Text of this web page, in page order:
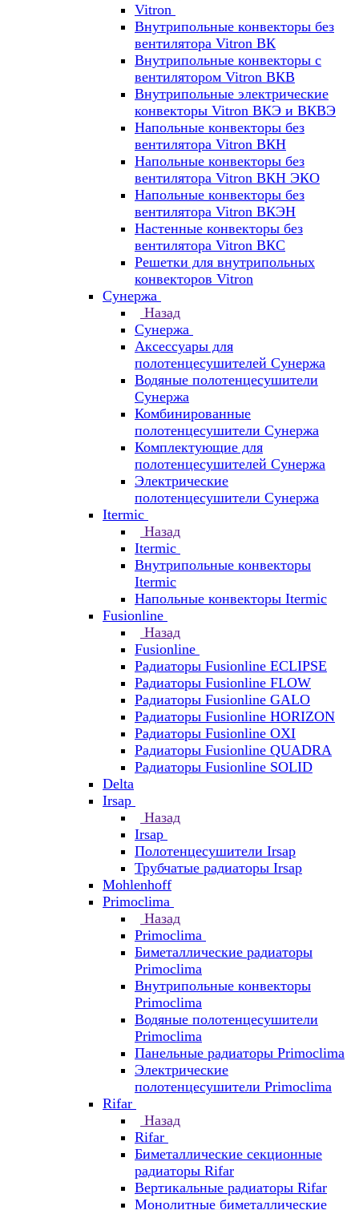
Vitron
Внутрипольные конвекторы без
вентилятора Vitron ВК
Внутрипольные конвекторы с
вентилятором Vitron ВКВ
Внутрипольные электрические
конвекторы Vitron ВКЭ и ВКВЭ
Напольные конвекторы без
вентилятора Vitron ВКН
Напольные конвекторы без
вентилятора Vitron ВКН ЭКО
Напольные конвекторы без
вентилятора Vitron ВКЭН
Настенные конвекторы без
вентилятора Vitron ВКС
Решетки для внутрипольных
конвекторов Vitron
Сунержа
Назад
Сунержа
Аксессуары для
полотенцесушителей Сунержа
Водяные полотенцесушители
Сунержа
Комбинированные
полотенцесушители Сунержа
Комплектующие для
полотенцесушителей Сунержа
Электрические
полотенцесушители Сунержа
Itermic
Назад
Itermic
Внутрипольные конвекторы
Itermic
Напольные конвекторы Itermic
Fusionline
Назад
Fusionline
Радиаторы Fusionline ECLIPSE
Радиаторы Fusionline FLOW
Радиаторы Fusionline GALO
Радиаторы Fusionline HORIZON
Радиаторы Fusionline OXI
Радиаторы Fusionline QUADRA
Радиаторы Fusionline SOLID
Delta
Irsap
Назад
Irsap
Полотенцесушители Irsap
Трубчатые радиаторы Irsap
Mohlenhoff
Primoclima
Назад
Primoclima
Биметаллические радиаторы
Primoclima
Внутрипольные конвекторы
Primoclima
Водяные полотенцесушители
Primoclima
Панельные радиаторы Primoclima
Электрические
полотенцесушители Primoclima
Rifar
Назад
Rifar
Биметаллические секционные
радиаторы Rifar
Вертикальные радиаторы Rifar
Монолитные биметаллические